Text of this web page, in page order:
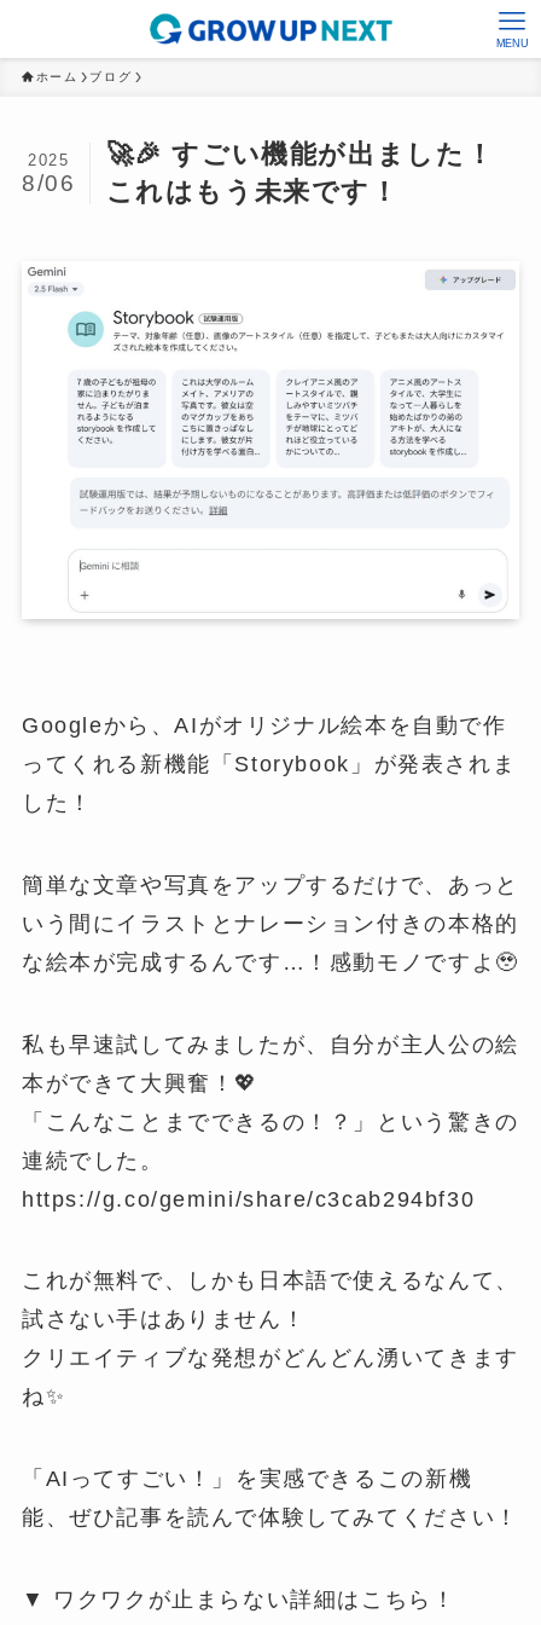
MENU
ホーム ブログ
🚀🎉 すごい機能が出ました！
これはもう未来です！
2025
8/06
Googleから、AIがオリジナル絵本を自動で作
ってくれる新機能「Storybook」が発表されま
した！
簡単な文章や写真をアップするだけで、あっと
いう間にイラストとナレーション付きの本格的
な絵本が完成するんです…！感動モノですよ🥹
私も早速試してみましたが、自分が主人公の絵
本ができて大興奮！💖
「こんなことまでできるの！？」という驚きの
連続でした。
https://g.co/gemini/share/c3cab294bf30
これが無料で、しかも日本語で使えるなんて、
試さない手はありません！
クリエイティブな発想がどんどん湧いてきます
ね✨
「AIってすごい！」を実感できるこの新機
能、ぜひ記事を読んで体験してみてください！
▼ ワクワクが止まらない詳細はこちら！